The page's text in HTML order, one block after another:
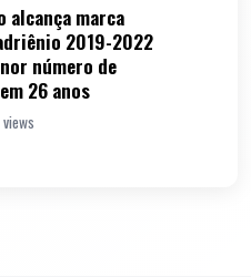
alcança marca
2019-2022
número de
26 anos